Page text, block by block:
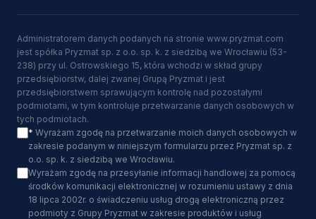
Administratorem danych podanych na stronie www.pryzmat.com
jest spółka Pryzmat sp. z o.o. sp. k. z siedzibą we Wrocławiu (53-
238) przy ul. Ostrowskiego 15, która wchodzi w skład grupy
przedsiębiorstw, dalej zwanej Grupą Pryzmat i jest
przedsiębiorstwem sprawującym kontrolę nad pozostałymi
podmiotami, w tym kontroluje przetwarzanie danych osobowych w
tych podmiotach.
* Wyrażam zgodę na przetwarzanie moich danych osobowych w
zakresie podanym w niniejszym formularzu przez Pryzmat sp. z
o.o. sp. k. z siedzibą we Wrocławiu.
Wyrażam zgodę na przesyłanie informacji handlowej za pomocą
środków komunikacji elektronicznej w rozumieniu ustawy z dnia
18 lipca 2002r. o świadczeniu usług drogą elektroniczną przez
podmioty z Grupy Pryzmat w zakresie produktów i usług